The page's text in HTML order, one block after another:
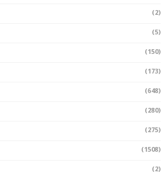
(1508)
(2)
(7)
(2878)
(2)
(7)
(2)
(3)
(386)